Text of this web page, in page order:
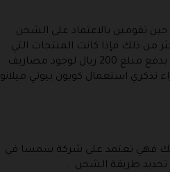
تقومين بالاعتماد على الشحن
المملكة العربية السعودية و في حالة اذا كانت قيمة المشتريات هي 199 ريال او أكثر من ذلك فإذا كانت المنتجات التي
ستقومين بطلبها قيمتها بلغت 180 ريال ننصحك أن تجدي منتج آخر لتصبح 200 ريال لانكي في كلتا الحالتين ستقومين بدفع مبلغ 200 ريال لوجود مصاريف
تذكري استعمال كوبون بيوتي ميلانو
فهي تعتمد على شركة سمسا في
تحديد طريقة الشحن .